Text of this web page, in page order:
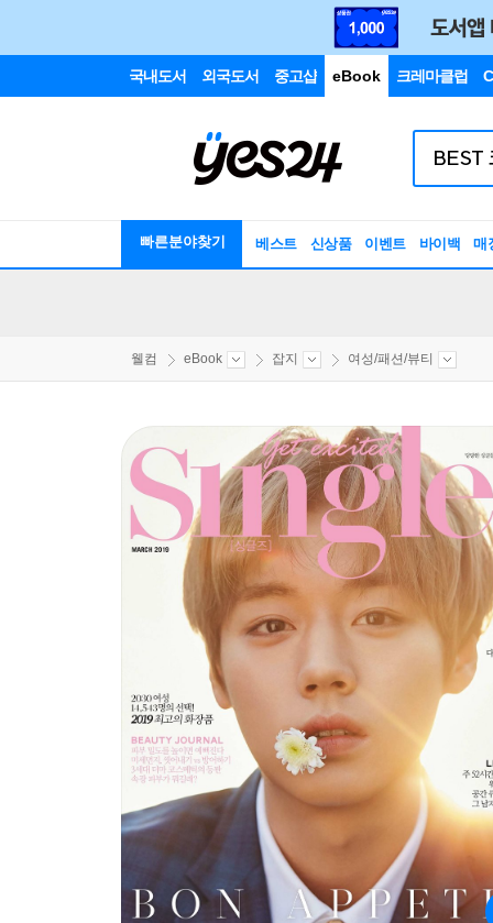
국내도서 외국도서 중고샵 eBook 크레마클럽
빠른분야찾기 베스트 신상품 이벤트 바이백 매
웰컴 eBook 잡지 여성/패션/뷰티